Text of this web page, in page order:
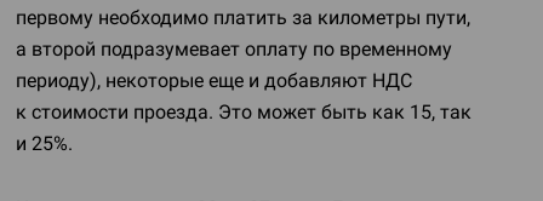
первому необходимо платить за километры пути,
а второй подразумевает оплату по временному
периоду), некоторые еще и добавляют НДС
к стоимости проезда. Это может быть как 15, так
и 25%.